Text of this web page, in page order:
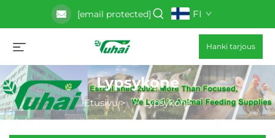
[email protected] FI
Hanki tarjous
Lypsykone
Etusivu>>Lypsykone